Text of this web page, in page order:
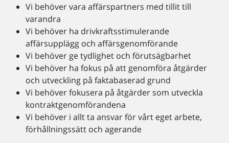
Vi behöver vara affärspartners med tillit till
varandra
Vi behöver ha drivkraftsstimulerande
affärsupplägg och affärsgenomförande
Vi behöver ge tydlighet och förutsägbarhet
Vi behöver ha fokus på att genomföra åtgärder
och utveckling på faktabaserad grund
Vi behöver fokusera på åtgärder som utveckla
kontraktgenomförandena
Vi behöver i allt ta ansvar för vårt eget arbete,
förhållningssätt och agerande